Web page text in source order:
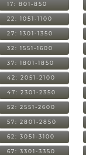
17: 801-850
22: 1051-1100
27: 1301-1350
32: 1551-1600
37: 1801-1850
42: 2051-2100
47: 2301-2350
52: 2551-2600
57: 2801-2850
62: 3051-3100
67: 3301-3350